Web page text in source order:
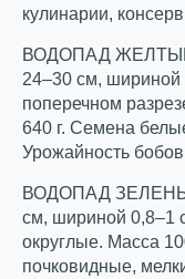
кулинарии,
ВОДОПАД ЖЕЛТЫЙ.
24–30 см, шириной
поперечном
640 г. Семена
Урожайность бобов
ВОДОПАД
см, шириной 0,8–1
округлые. Масса
почковидные,